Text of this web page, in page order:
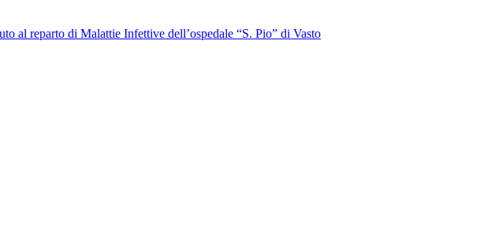
al reparto di Malattie Infettive dell’ospedale “S. Pio” di Vasto